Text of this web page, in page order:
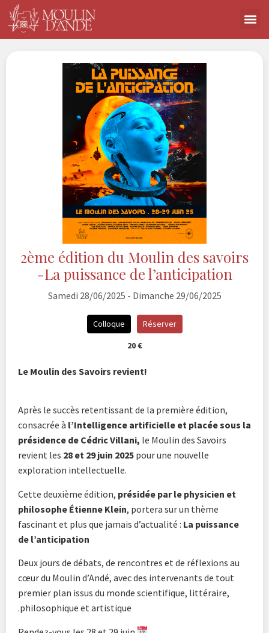
2ème édition du Moulin des savoirs
-La puissance de l’anticipation
Samedi 28/06/2025 - Dimanche 29/06/2025
Colloque
Réserver
20 €
Le Moulin des Savoirs revient!
Après le succès retentissant de la première édition,
consacrée à l’Intelligence artificielle et placée sous la
présidence de Cédric Villani, le Moulin des Savoirs
revient les 28 et 29 juin 2025 pour une nouvelle
exploration intellectuelle.
Cette deuxième édition, présidée par le physicien et
philosophe Étienne Klein, portera sur un thème
fascinant et plus que jamais d’actualité : La puissance
de l’anticipation
Deux jours de débats, de rencontres et de réflexions au
cœur du Moulin d’Andé, avec des intervenants de tout
premier plan issus du monde scientifique, littéraire,
philosophique et artistique.